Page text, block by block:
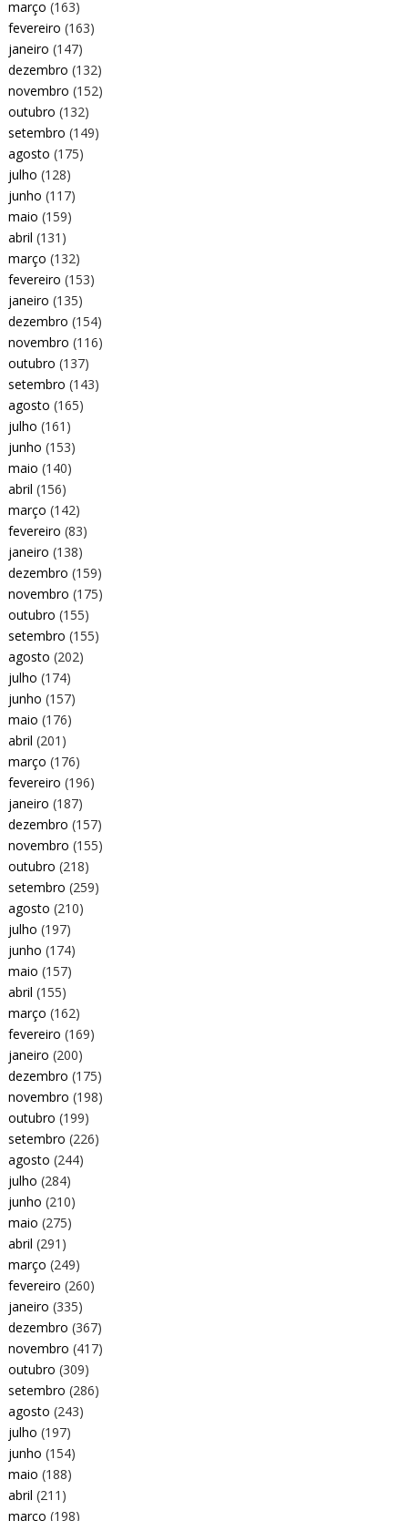
março (163)
fevereiro (163)
janeiro (147)
dezembro (132)
novembro (152)
outubro (132)
setembro (149)
agosto (175)
julho (128)
junho (117)
maio (159)
abril (131)
março (132)
fevereiro (153)
janeiro (135)
dezembro (154)
novembro (116)
outubro (137)
setembro (143)
agosto (165)
julho (161)
junho (153)
maio (140)
abril (156)
março (142)
fevereiro (83)
janeiro (138)
dezembro (159)
novembro (175)
outubro (155)
setembro (155)
agosto (202)
julho (174)
junho (157)
maio (176)
abril (201)
março (176)
fevereiro (196)
janeiro (187)
dezembro (157)
novembro (155)
outubro (218)
setembro (259)
agosto (210)
julho (197)
junho (174)
maio (157)
abril (155)
março (162)
fevereiro (169)
janeiro (200)
dezembro (175)
novembro (198)
outubro (199)
setembro (226)
agosto (244)
julho (284)
junho (210)
maio (275)
abril (291)
março (249)
fevereiro (260)
janeiro (335)
dezembro (367)
novembro (417)
outubro (309)
setembro (286)
agosto (243)
julho (197)
junho (154)
maio (188)
abril (211)
março (198)